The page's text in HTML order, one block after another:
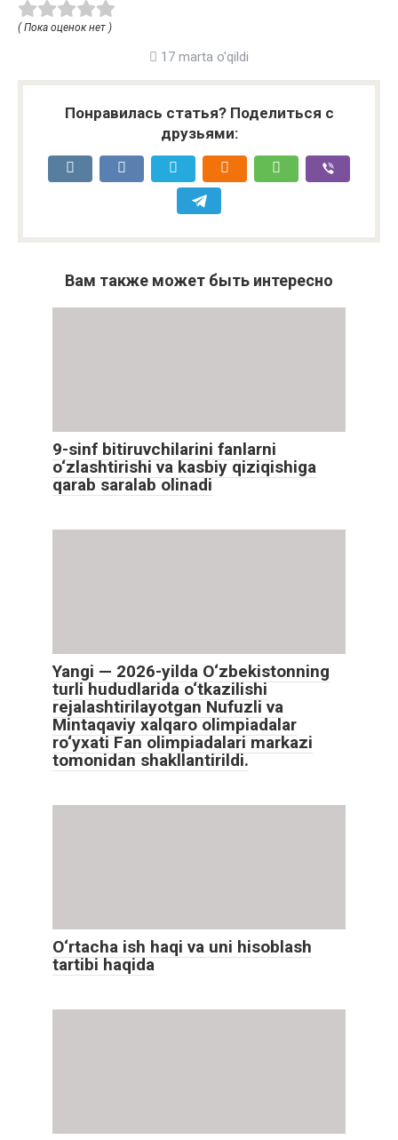
( Пока оценок нет )
17 marta o'qildi
Понравилась статья? Поделиться с
друзьями:
Вам также может быть интересно
9-sinf bitiruvchilarini fanlarni
o‘zlashtirishi va kasbiy qiziqishiga
qarab saralab olinadi
Yangi — 2026-yilda O‘zbekistonning
turli hududlarida o‘tkazilishi
rejalashtirilayotgan Nufuzli va
Mintaqaviy xalqaro olimpiadalar
ro‘yxati Fan olimpiadalari markazi
tomonidan shakllantirildi.
O‘rtacha ish haqi va uni hisoblash
tartibi haqida